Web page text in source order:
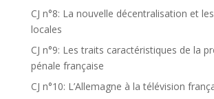
CJ n°8: La nouvelle décentralisation et
locales
CJ n°9: Les traits caractéristiques de la
pénale française
CJ n°10: L’Allemagne à la télévision